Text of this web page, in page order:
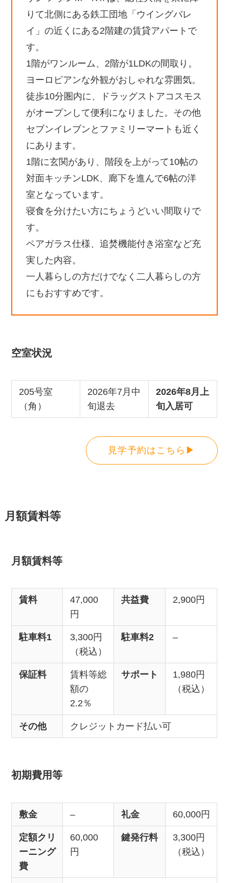
りて北側にある鉄工団地「ウイングバレ
イ」の近くにある2階建の賃貸アパートで
す。
1階がワンルーム、2階が1LDKの間取り。
ヨーロピアンな外観がおしゃれな雰囲気。
徒歩10分圏内に、ドラッグストアコスモス
がオープンして便利になりました。その他
セブンイレブンとファミリーマートも近く
にあります。
1階に玄関があり、階段を上がって10帖の
対面キッチンLDK、廊下を進んで6帖の洋
室となっています。
寝食を分けたい方にちょうどいい間取りで
す。
ペアガラス仕様、追焚機能付き浴室など充
実した内容。
一人暮らしの方だけでなく二人暮らしの方
にもおすすめです。
空室状況
205号室
（角）
2026年7月中
旬退去
2026年8月上
旬入居可
見学予約はこちら▶
月額賃料等
月額賃料等
賃料
47,000
円
共益費 2,900円
駐車料1
3,300円
（税込）
駐車料2 –
保証料
賃料等総
額の
2.2％
サポート
1,980円
（税込）
その他 クレジットカード払い可
初期費用等
敷金 – 礼金 60,000円
定額クリ
ーニング
費
60,000
円
鍵発行料
3,300円
（税込）